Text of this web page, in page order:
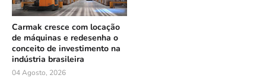
Carmak cresce com locação
de máquinas e redesenha o
conceito de investimento na
indústria brasileira
04 Agosto, 2026